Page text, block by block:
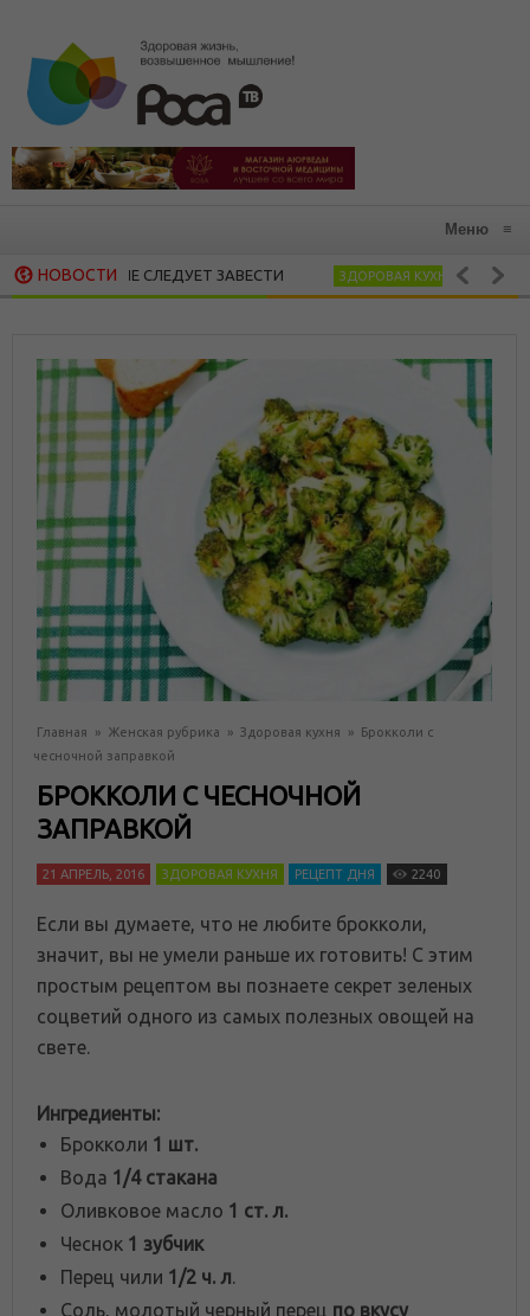
Меню ≡
НОВОСТИ
СЛЕДУЕТ ЗАВЕСТИ ЗДОРОВАЯ КУХНЯ ПРЯНЫЙ САЛАТ
Главная » Женская рубрика » Здоровая кухня » Брокколи с
чесночной заправкой
БРОККОЛИ С ЧЕСНОЧНОЙ
ЗАПРАВКОЙ
21 АПРЕЛЬ, 2016 ЗДОРОВАЯ КУХНЯ РЕЦЕПТ ДНЯ 2240
Если вы думаете, что не любите брокколи,
значит, вы не умели раньше их готовить! С этим
простым рецептом вы познаете секрет зеленых
соцветий одного из самых полезных овощей на
свете.
Ингредиенты:
Брокколи 1 шт.
Вода 1/4 стакана
Оливковое масло 1 ст. л.
Чеснок 1 зубчик
Перец чили 1/2 ч. л.
Соль, молотый черный перец по вкусу